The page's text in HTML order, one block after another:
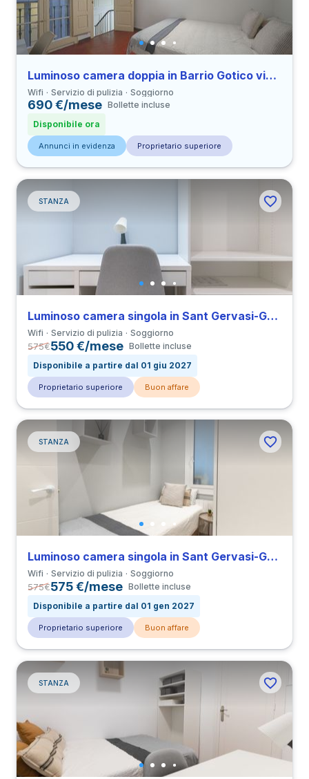
Luminoso camera doppia in Barrio Gotico vicino a all’Università UPF
Wifi Servizio di pulizia Soggiorno
690 €/mese Bollette incluse
Disponibile ora
Annunci in evidenza Proprietario superiore
STANZA
Luminoso camera singola in Sant Gervasi-Galvany
Wifi Servizio di pulizia Soggiorno
575€550 €/mese Bollette incluse
Disponibile a partire dal 01 giu 2027
Proprietario superiore Buon affare
STANZA
Luminoso camera singola in Sant Gervasi-Galvany
Wifi Servizio di pulizia Soggiorno
575€575 €/mese Bollette incluse
Disponibile a partire dal 01 gen 2027
Proprietario superiore Buon affare
STANZA